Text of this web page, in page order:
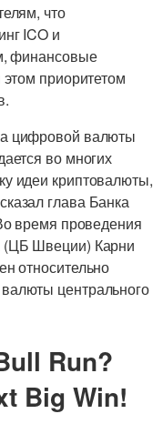
что
ICO и
финансовые
приоритетом
цифровой валюты
во многих
идеи криптовалюты,
глава Банка
время проведения
Швеции) Карни
относительно
центрального
Run?
Big Win!